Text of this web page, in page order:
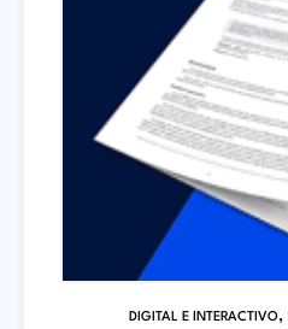
DIGITAL E INTERACTIVO,